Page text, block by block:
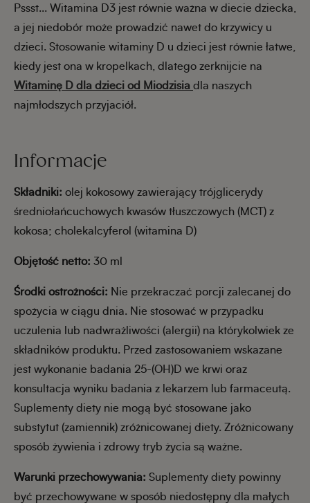
Pssst... Witamina D3 jest równie ważna w diecie dziecka,
a jej niedobór może prowadzić nawet do krzywicy u
dzieci. Stosowanie witaminy D u dzieci jest równie łatwe,
kiedy jest ona w kropelkach, dlatego zerknijcie na
Witaminę D dla dzieci od Miodzisia dla naszych
najmłodszych przyjaciół.
Informacje
Składniki: olej kokosowy zawierający trójglicerydy
średniołańcuchowych kwasów tłuszczowych (MCT) z
kokosa; cholekalcyferol (witamina D)
Objętość netto: 30 ml
Środki ostrożności: Nie przekraczać porcji zalecanej do
spożycia w ciągu dnia. Nie stosować w przypadku
uczulenia lub nadwrażliwości (alergii) na którykolwiek ze
składników produktu. Przed zastosowaniem wskazane
jest wykonanie badania 25-(OH)D we krwi oraz
konsultacja wyniku badania z lekarzem lub farmaceutą.
Suplementy diety nie mogą być stosowane jako
substytut (zamiennik) zróżnicowanej diety. Zróżnicowany
sposób żywienia i zdrowy tryb życia są ważne.
Warunki przechowywania: Suplementy diety powinny
być przechowywane w sposób niedostępny dla małych